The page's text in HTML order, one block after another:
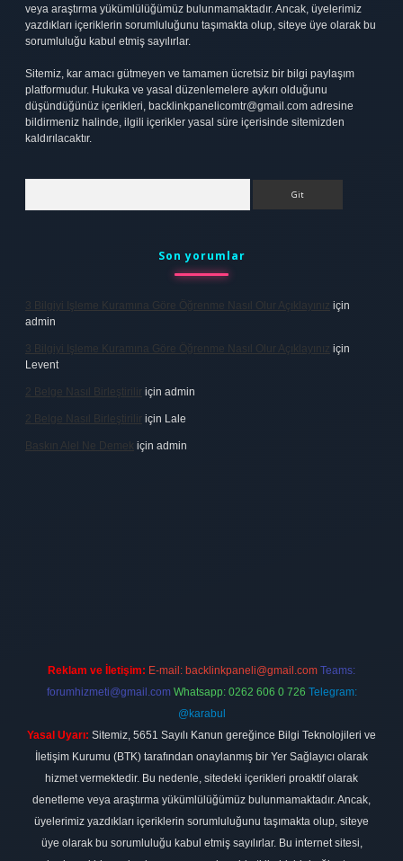
veya araştırma yükümlülüğümüz bulunmamaktadır. Ancak, üyelerimiz
yazdıkları içeriklerin sorumluluğunu taşımakta olup, siteye üye olarak bu
sorumluluğu kabul etmiş sayılırlar.
Sitemiz, kar amacı gütmeyen ve tamamen ücretsiz bir bilgi paylaşım
platformudur. Hukuka ve yasal düzenlemelere aykırı olduğunu
düşündüğünüz içerikleri, backlinkpanelicomtr@gmail.com adresine
bildirmeniz halinde, ilgili içerikler yasal süre içerisinde sitemizden
kaldırılacaktır.
Son yorumlar
3 Bilgiyi Işleme Kuramına Göre Öğrenme Nasıl Olur Açıklayınız için
admin
3 Bilgiyi Işleme Kuramına Göre Öğrenme Nasıl Olur Açıklayınız için
Levent
2 Belge Nasıl Birleştirilir için admin
2 Belge Nasıl Birleştirilir için Lale
Baskın Alel Ne Demek için admin
Reklam ve İletişim: E-mail: backlinkpaneli@gmail.com Teams:
forumhizmeti@gmail.com Whatsapp: 0262 606 0 726 Telegram:
@karabul
Yasal Uyarı: Sitemiz, 5651 Sayılı Kanun gereğince Bilgi Teknolojileri ve
İletişim Kurumu (BTK) tarafından onaylanmış bir Yer Sağlayıcı olarak
hizmet vermektedir. Bu nedenle, sitedeki içerikleri proaktif olarak
denetleme veya araştırma yükümlülüğümüz bulunmamaktadır. Ancak,
üyelerimiz yazdıkları içeriklerin sorumluluğunu taşımakta olup, siteye
üye olarak bu sorumluluğu kabul etmiş sayılırlar. Bu internet sitesi,